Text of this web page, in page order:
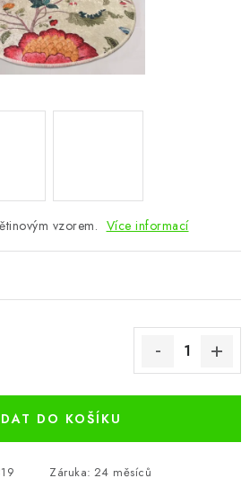
Reklamace a odstoupení od smlouvy
vzorem. Více informací
DO KOŠÍKU
Záruka: 24 měsíců